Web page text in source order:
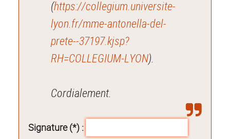
(https://collegium.universite-
lyon.fr/mme-antonella-del-
prete--37197.kjsp?
RH=COLLEGIUM-LYON).
Cordialement.
Signature (*) :